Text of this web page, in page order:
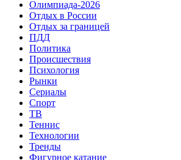
Олимпиада-2026
Отдых в России
Отдых за границей
ПДД
Политика
Происшествия
Психология
Рынки
Сериалы
Спорт
ТВ
Теннис
Технологии
Тренды
Фигурное катание